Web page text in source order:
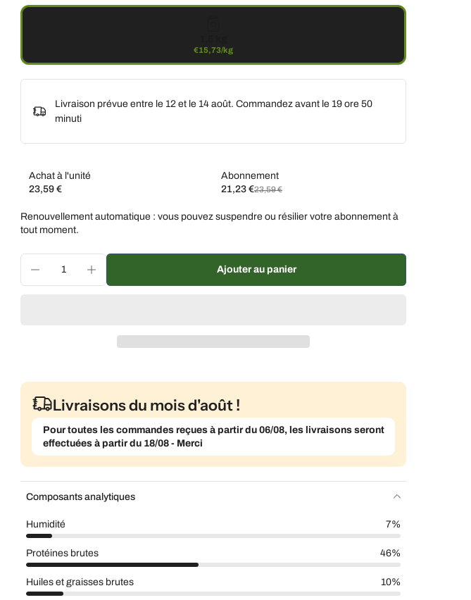
€15,73/kg
Livraison prévue entre le 12 et le 14 août. Commandez avant le 19 ore 50
minuti
Achat à l'unité
23,59 €
Abonnement
21,23 €23,59 €
Abonnez-vous et économisez
Livraison toutes les deux semaines, 10 % de réduction
Livraison tous les mois, 5 % de réduction
Renouvellement automatique : vous pouvez suspendre ou résilier votre abonnement à
tout moment.
Ajouter au panier
Livraisons du mois d'août !
Pour toutes les commandes reçues à partir du 06/08, les livraisons seront
effectuées à partir du 18/08 - Merci
Composants analytiques
Humidité 7%
Protéines brutes 46%
Huiles et graisses brutes 10%